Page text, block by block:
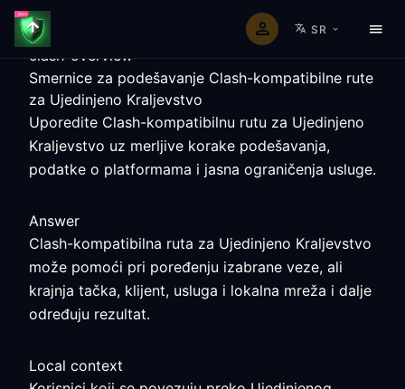
SR
clash-overview
Smernice za podešavanje Clash-kompatibilne rute
za Ujedinjeno Kraljevstvo
Uporedite Clash-kompatibilnu rutu za Ujedinjeno
Kraljevstvo uz merljive korake podešavanja,
podatke o platformama i jasna ograničenja usluge.
Answer
Clash-kompatibilna ruta za Ujedinjeno Kraljevstvo
može pomoći pri poređenju izabrane veze, ali
krajnja tačka, klijent, usluga i lokalna mreža i dalje
određuju rezultat.
Local context